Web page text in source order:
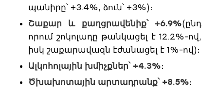
պանիրը՝ +3.4%, ձուն՝ +3%)։
Շաքար և քաղցրավենիք՝ +6.9%(ընդ
որում շոկոլադը թանկացել է 12.2%-ով,
իսկ շաքարավազն էժանացել է 1%-ով)։
Ալկոհոլային խմիչքներ՝ +4.3%։
Ծխախոտային արտադրանք՝ +8.5%։